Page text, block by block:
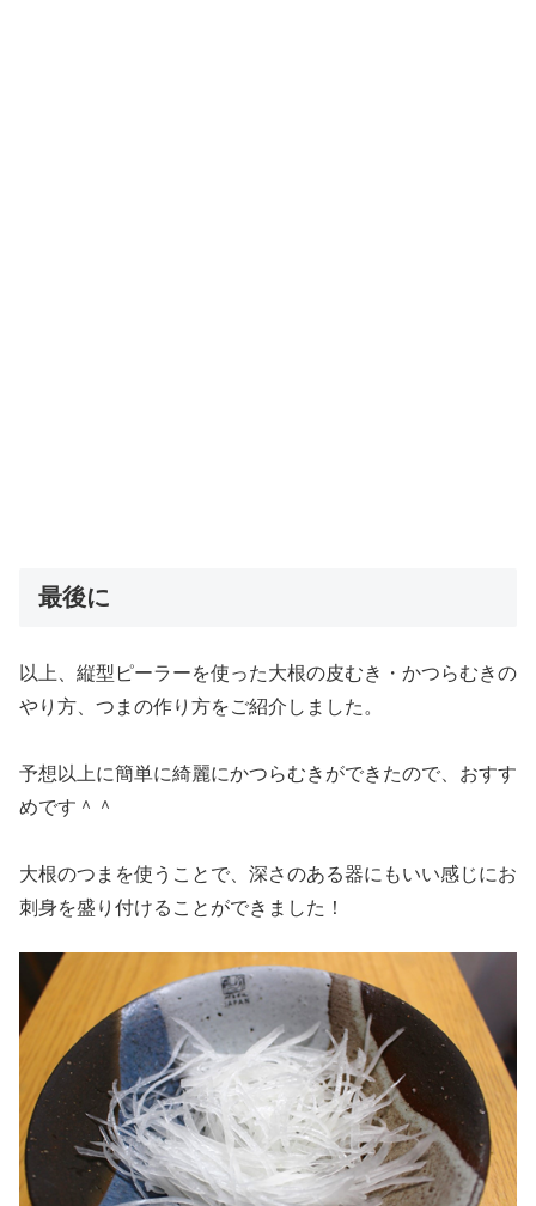
最後に
以上、縦型ピーラーを使った大根の皮むき・かつらむきの
やり方、つまの作り方をご紹介しました。
予想以上に簡単に綺麗にかつらむきができたので、おすす
めです＾＾
大根のつまを使うことで、深さのある器にもいい感じにお
刺身を盛り付けることができました！